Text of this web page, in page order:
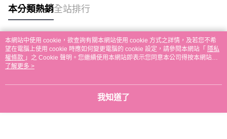
易，需依本服務之必要範圍內提供個人資料，並將交易相關給付款項請求債
權轉讓予恩沛科技股份有限公司。
２．關於個人資料處理事宜，請瀏覽以下網址：
https://aftee.tw/terms/#terms3
３．未成年的使用者請事先徵得法定代理人或監護人之同意方可使用
「AFTEE先享後付」，若未經同意申辦者引起之損失，本公司不負相關責
任。
４．使用「AFTEE先享後付」時，將依據個別帳號之用戶狀況，依本公司即
請求用戶進行身份認證。
５．嚴禁一人註冊多個帳號或使用他人資訊註冊。若發現惡意使用之情形，
離島-宅配
每筆NT$120，滿NT$499(含以上)免運費
國家/地區配送 查看運費
本分類熱銷全站排行
熱門標籤
本網站中使用 cookie，欲查詢有關本網站使用 cookie 方式之詳情，及若您不希
望在電腦上使用 cookie 時應如何變更電腦的 cookie 設定，請參閱本網站「 隱私
權條款 」之 Cookie 聲明。您繼續使用本網站即表示您同意本公司得按本網站使
用條款之 Cookie 聲明使用 cookie。
了解更多 >
我知道了